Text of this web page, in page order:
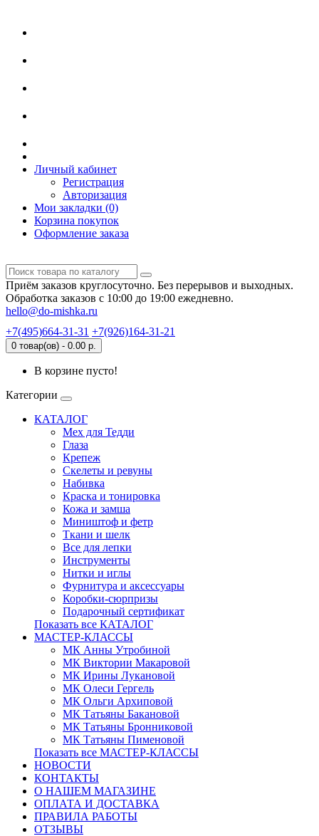
Личный кабинет
Регистрация
Авторизация
Мои закладки (0)
Корзина покупок
Оформление заказа
Приём заказов круглосуточно. Без перерывов и выходных.
Обработка заказов с 10:00 до 19:00 ежедневно.
hello@do-mishka.ru
+7(495)664-31-31 +7(926)164-31-21
0 товар(ов) - 0.00 р.
В корзине пусто!
Категории
КАТАЛОГ
Мех для Тедди
Глаза
Крепеж
Скелеты и ревуны
Набивка
Краска и тонировка
Кожа и замша
Миништоф и фетр
Ткани и шелк
Все для лепки
Инструменты
Нитки и иглы
Фурнитура и аксессуары
Коробки-сюрпризы
Подарочный сертификат
Показать все КАТАЛОГ
МАСТЕР-КЛАССЫ
МК Анны Утробиной
МК Виктории Макаровой
МК Ирины Лукановой
МК Олеси Гергель
МК Ольги Архиповой
МК Татьяны Бакановой
МК Татьяны Бронниковой
МК Татьяны Пименовой
Показать все МАСТЕР-КЛАССЫ
НОВОСТИ
КОНТАКТЫ
О НАШЕМ МАГАЗИНЕ
ОПЛАТА И ДОСТАВКА
ПРАВИЛА РАБОТЫ
ОТЗЫВЫ